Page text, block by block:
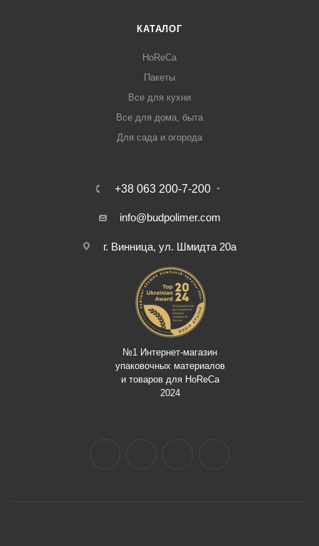
КАТАЛОГ
HoReCa
Пакеты
Все для кухни
Все для дома, быта
Для сада и огорода
+38 063 200-7-200
info@budpolimer.com
г. Винница, ул. Шмидта 20а
№1 Интернет-магазин
упаковочных материалов
и товаров для HoReCa
2024